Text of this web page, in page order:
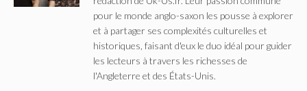
pour le monde anglo-saxon les pousse à explorer
et à partager ses complexités culturelles et
historiques, faisant d'eux le duo idéal pour guider
les lecteurs à travers les richesses de
l'Angleterre et des États-Unis.